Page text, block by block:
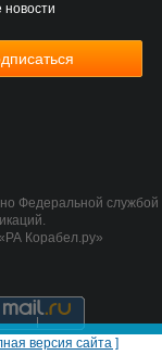
Федеральной службой
Корабел.ру»
версия сайта ]